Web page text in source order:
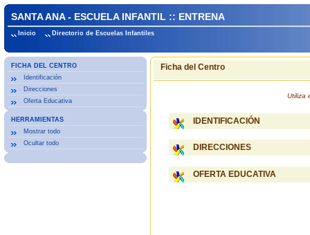
SANTA ANA - ESCUELA INFANTIL :: ENTRENA
Inicio Directorio de Escuelas Infantiles
FICHA DEL CENTRO
Identificación
Direcciones
Oferta Educativa
HERRAMIENTAS
Mostrar todo
Ocultar todo
Ficha del Centro
Utiliza
IDENTIFICACIÓN
DIRECCIONES
OFERTA EDUCATIVA